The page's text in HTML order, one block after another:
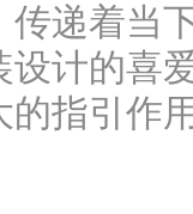
递着当
计的喜
的指引作